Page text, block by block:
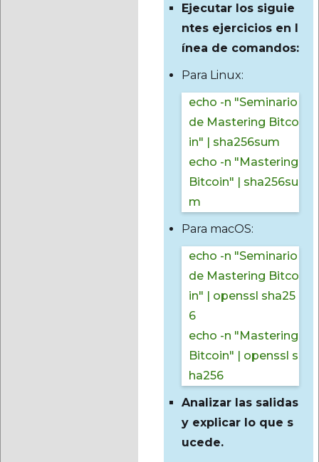
Ejecutar los siguie
ntes ejercicios en l
ínea de comandos:
Para Linux:
echo -n "Seminario
de Mastering Bitco
in" | sha256sum
echo -n "Mastering
Bitcoin" | sha256su
m
Para macOS:
echo -n "Seminario
de Mastering Bitco
in" | openssl sha25
6
echo -n "Mastering
Bitcoin" | openssl s
ha256
Analizar las salidas
y explicar lo que s
ucede.